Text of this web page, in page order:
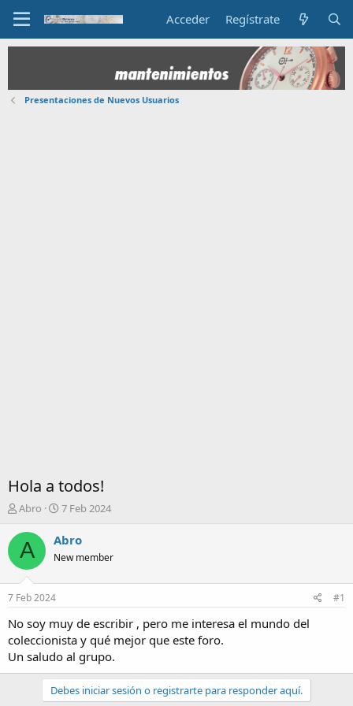
Acceder Regístrate
Presentaciones de Nuevos Usuarios
Hola a todos!
I
i
c
i
d
r
d
e
l
t
Abro
F
c
a
n
i
c
i
o
7 Feb 2024
A Abro
New member
7 Feb 2024 #1
No soy muy de escribir , pero me interesa el mundo del
coleccionista y qué mejor que este foro.
Un saludo al grupo.
Debes iniciar sesión o registrarte para responder aquí.